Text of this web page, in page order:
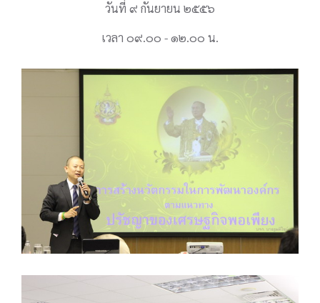
วันที่ ๙ กันยายน ๒๕๕๖
เวลา ๐๙.๐๐ - ๑๒.๐๐ น.